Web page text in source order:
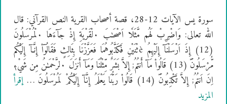
سورة يس الآيات 12-28، قصة أصحاب القرية النص القرآني: قال
الله تعالى: وَاضْرۣبْ لَهُم مَّثَلٗا اَصْحَـٰبَ ۰لْقَرْيَةِ إِذْ جَآءَهَا ۰لْمُرْسَلُونَ
(12) إِذَ اَرْسَلْنَآ إِلَيْهِمُ èثْنَيْنِ فَكَذَّبُوهُمَا فَعَزَّزْنَا بِثَالِثٍ فَقَالُوٓاْ إِنَّـآ إِلَيْكُم
مُّرْسَلُونَؐ (13) قَالُواْ مَآ أَنتُمُ; إِلاَّ بَشَرٌ مِّثْلُنَا وَمَآ أَنزَلَ ۰لرَّحْمَـٰنُ مِن شَيْءٖ
اِنَ اَنتُمُ; إِلاَّ تَكْذِبُونَؐ (14) قَالُواْ رَبُّنَا يَعْلَمُ إِنَّآ إِلَيْكُمْ لَمُرْسَلُونَ …
إقرأ
المزيد